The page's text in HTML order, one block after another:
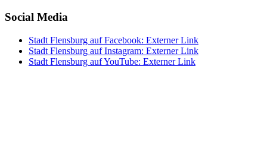
Social Media
Stadt Flensburg auf Facebook: Externer Link
Stadt Flensburg auf Instagram: Externer Link
Stadt Flensburg auf YouTube: Externer Link